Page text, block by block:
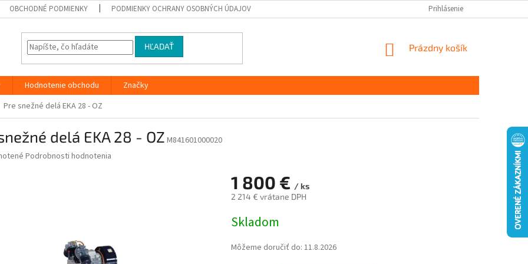
OBCHODNÉ PODMIENKY PODMIENKY OCHRANY OSOBNÝCH ÚDAJOV Prihlásenie
HĽADAŤ
NÁKUPNÝ
Prázdny košík
Hodnotenie obchodu
Značky
Pre snežné delá EKA 28 - OZ
delá EKA 28 - OZ M841601000020
Podrobnosti hodnotenia
1 800 € / ks
2 214 € vrátane DPH
cena:
Skladom
Môžeme doručiť do: 11.8.2026